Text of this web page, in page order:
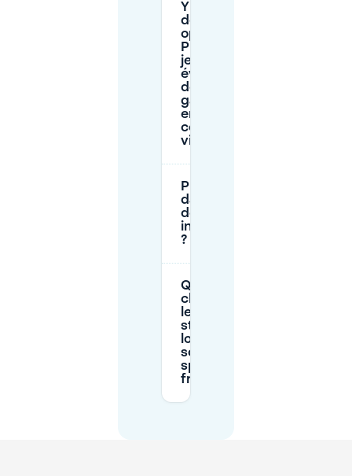
Y a-t-il
des
options
P+R si
je veux
éviter
de me
garer
en
centre-
ville ?
Puis-je me garer
dans/près de la zone
de Parade avec une
invalidenparkeerkaart
?
Qu’est-ce qui
change pour
le
stationnement
lors des
soirées de
spectacle très
fréquentées ?